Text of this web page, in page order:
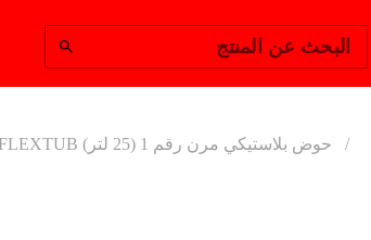
البحث عن المنتج
حوض بلاستيكي مرن رقم 1 (25 لتر) FLEXTUB